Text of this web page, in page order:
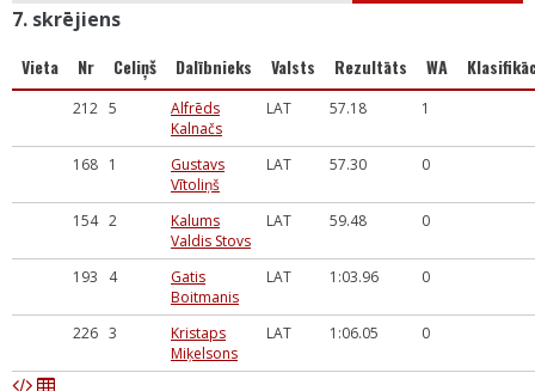
7. skrējiens
Vieta Nr Celiņš Dalībnieks Valsts Rezultāts WA
212 5
Alfrēds
Kalnačs
LAT 57.18 1
168 1
Gustavs
Vītoliņš
LAT 57.30 0
154 2
Kalums
Valdis Stovs
LAT 59.48 0
193 4
Gatis
Boitmanis
LAT 1:03.96 0
226 3
Kristaps
Miķelsons
LAT 1:06.05 0